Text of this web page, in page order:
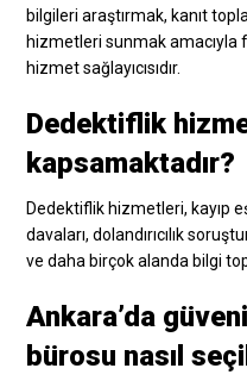
bilgileri araştırmak, kanıt
hizmetleri sunmak
hizmet sağlayıcısıdır.
Dedektiflik
kapsamaktadır?
Dedektiflik hizmetleri, kayıp
davaları, dolandırıcılık
ve daha birçok alanda bilgi
Ankara’da
bürosu nasıl